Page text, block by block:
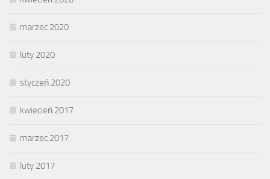
marzec 2020
luty 2020
styczeń 2020
kwiecień 2017
marzec 2017
luty 2017